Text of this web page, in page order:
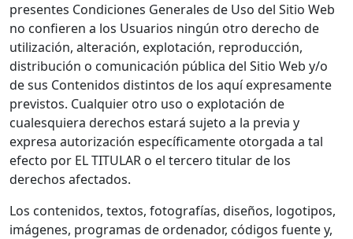
presentes Condiciones Generales de Uso del Sitio Web
no confieren a los Usuarios ningún otro derecho de
utilización, alteración, explotación, reproducción,
distribución o comunicación pública del Sitio Web y/o
de sus Contenidos distintos de los aquí expresamente
previstos. Cualquier otro uso o explotación de
cualesquiera derechos estará sujeto a la previa y
expresa autorización específicamente otorgada a tal
efecto por EL TITULAR o el tercero titular de los
derechos afectados.
Los contenidos, textos, fotografías, diseños, logotipos,
imágenes, programas de ordenador, códigos fuente y,